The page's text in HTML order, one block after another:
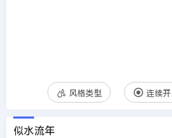
风格类型 连续
似水流年